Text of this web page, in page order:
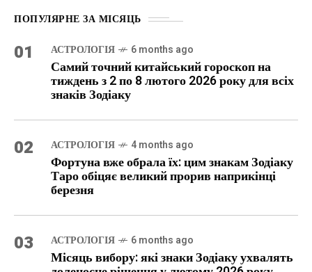
ПОПУЛЯРНЕ ЗА МІСЯЦЬ
01 АСТРОЛОГІЯ 6 months ago
Самий точний китайський гороскоп на
тиждень з 2 по 8 лютого 2026 року для всіх
знаків Зодіаку
02 АСТРОЛОГІЯ 4 months ago
Фортуна вже обрала їх: цим знакам Зодіаку
Таро обіцяє великий прорив наприкінці
березня
03 АСТРОЛОГІЯ 6 months ago
Місяць вибору: які знаки Зодіаку ухвалять